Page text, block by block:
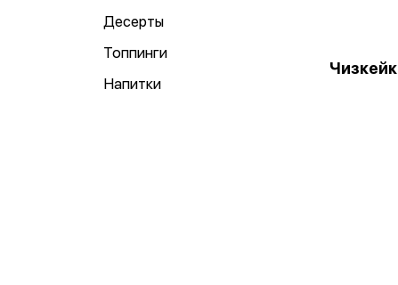
Десерты
Топпинги
Напитки